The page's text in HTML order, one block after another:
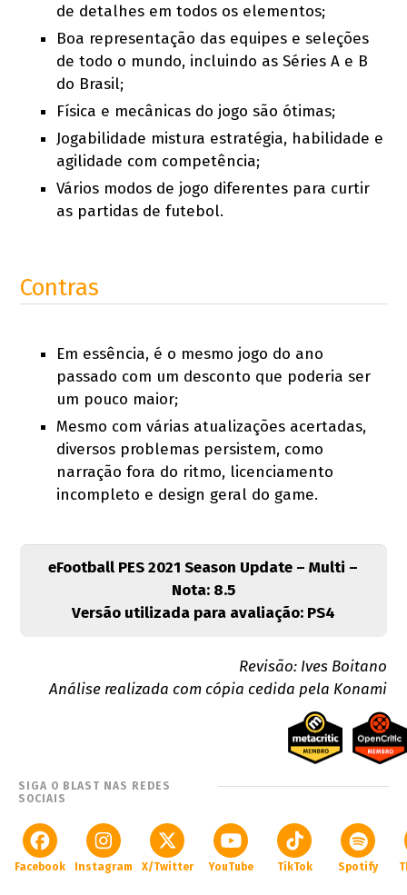
de detalhes em todos os elementos;
Boa representação das equipes e seleções
de todo o mundo, incluindo as Séries A e B
do Brasil;
Física e mecânicas do jogo são ótimas;
Jogabilidade mistura estratégia, habilidade e
agilidade com competência;
Vários modos de jogo diferentes para curtir
as partidas de futebol.
Contras
Em essência, é o mesmo jogo do ano
passado com um desconto que poderia ser
um pouco maior;
Mesmo com várias atualizações acertadas,
diversos problemas persistem, como
narração fora do ritmo, licenciamento
incompleto e design geral do game.
eFootball PES 2021 Season Update – Multi –
Nota: 8.5
Versão utilizada para avaliação: PS4
Revisão: Ives Boitano
Análise realizada com cópia cedida pela Konami
SIGA O BLAST NAS REDES
SOCIAIS
Facebook Instagram X/Twitter YouTube TikTok Spotify